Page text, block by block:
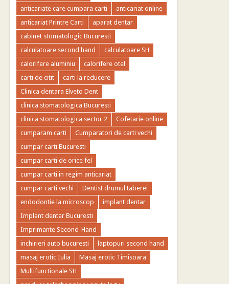
anticariate care cumpara carti
anticariat online
anticariat Printre Carti
aparat dentar
cabinet stomatologic Bucuresti
calculatoare second hand
calculatoare SH
calorifere aluminiu
calorifere otel
carti de citit
carti la reducere
Clinica dentara Elveto Dent
clinica stomatologica Bucuresti
clinica stomatologica sector 2
Cofetarie online
cumparam carti
Cumparatori de carti vechi
cumpar carti Bucuresti
cumpar carti de orice fel
cumpar carti in regim anticariat
cumpar carti vechi
Dentist drumul taberei
endodontie la microscop
implant dentar
Implant dentar Bucuresti
Imprimante Second-Hand
inchirieri auto bucuresti
laptopuri second hand
masaj erotic Iulia
Masaj erotic Timisoara
Multifunctionale SH